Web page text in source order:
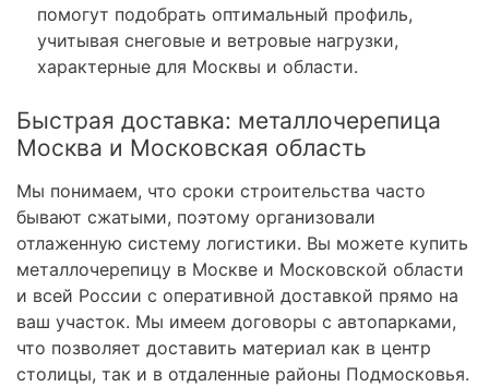
помогут подобрать оптимальный профиль,
учитывая снеговые и ветровые нагрузки,
характерные для Москвы и области.
Быстрая доставка: металлочерепица
Москва и Московская область
Мы понимаем, что сроки строительства часто
бывают сжатыми, поэтому организовали
отлаженную систему логистики. Вы можете купить
металлочерепицу в Москве и Московской области
и всей России с оперативной доставкой прямо на
ваш участок. Мы имеем договоры с автопарками,
что позволяет доставить материал как в центр
столицы, так и в отдаленные районы Подмосковья.